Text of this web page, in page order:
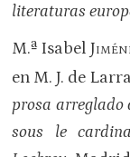
literaturas
M.ª Isabel J
en M. J. de
prosa arreglado
sous le